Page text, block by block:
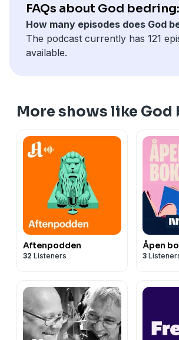
FAQs about God bedring:
How many episodes does God
The podcast currently has 121
available.
More shows like God
Aftenpodden
32 Listeners
Åpen
3